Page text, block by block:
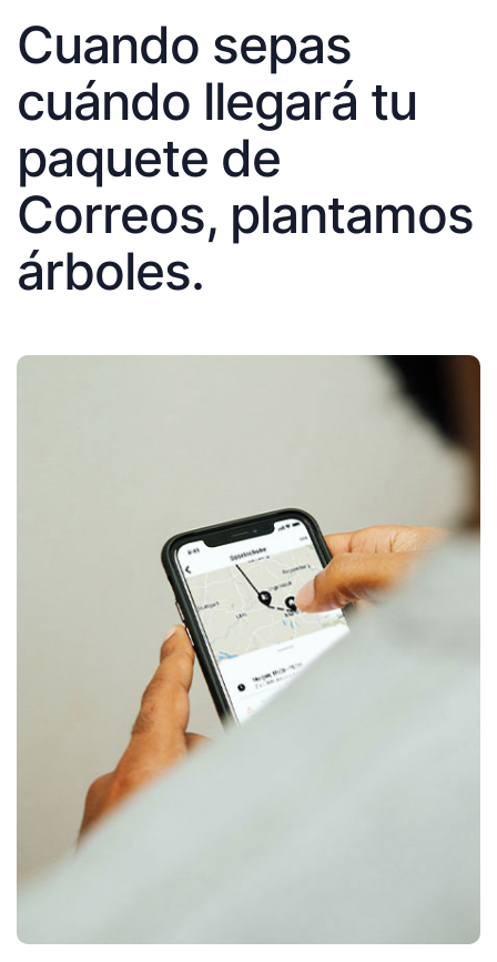
Cuando sepas
cuándo llegará tu
paquete de
Correos, plantamos
árboles.